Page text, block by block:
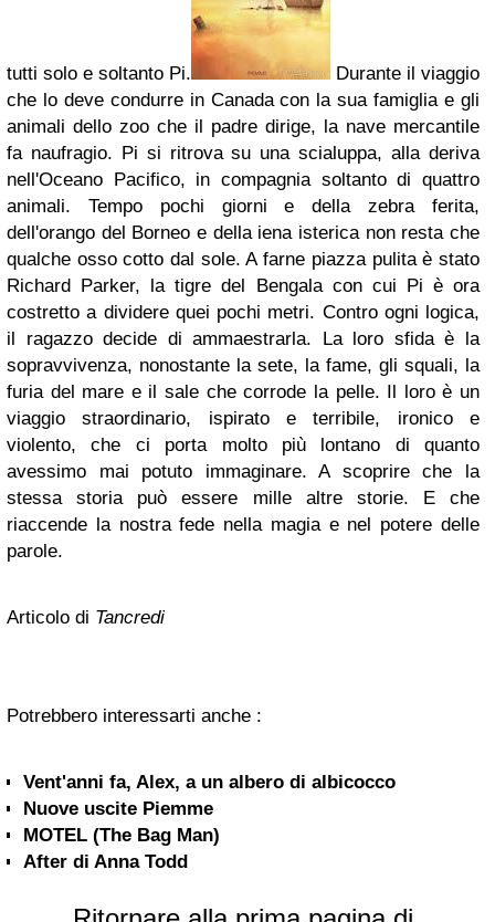
tutti solo e soltanto Pi.
Durante il viaggio
che lo deve condurre in Canada con la sua famiglia e gli
animali dello zoo che il padre dirige, la nave mercantile
fa naufragio. Pi si ritrova su una scialuppa, alla deriva
nell'Oceano Pacifico, in compagnia soltanto di quattro
animali. Tempo pochi giorni e della zebra ferita,
dell'orango del Borneo e della iena isterica non resta che
qualche osso cotto dal sole. A farne piazza pulita è stato
Richard Parker, la tigre del Bengala con cui Pi è ora
costretto a dividere quei pochi metri. Contro ogni logica,
il ragazzo decide di ammaestrarla. La loro sfida è la
sopravvivenza, nonostante la sete, la fame, gli squali, la
furia del mare e il sale che corrode la pelle. Il loro è un
viaggio straordinario, ispirato e terribile, ironico e
violento, che ci porta molto più lontano di quanto
avessimo mai potuto immaginare. A scoprire che la
stessa storia può essere mille altre storie. E che
riaccende la nostra fede nella magia e nel potere delle
parole.
Articolo di Tancredi
Potrebbero interessarti anche :
Vent'anni fa, Alex, a un albero di albicocco
Nuove uscite Piemme
MOTEL (The Bag Man)
After di Anna Todd